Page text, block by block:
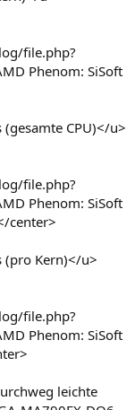
file.php?
Phenom: SiSoft
CPU)</u>
file.php?
Phenom: SiSoft
center>
(pro Kern)</u>
file.php?
Phenom: SiSoft
leichte